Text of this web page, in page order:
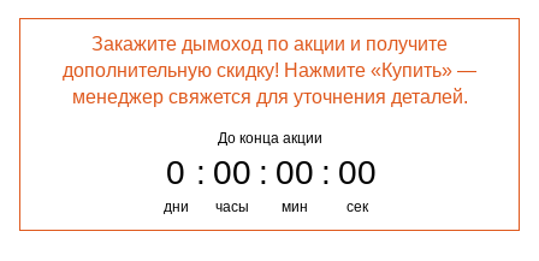
Закажите дымоход по акции и получите
дополнительную скидку! Нажмите «Купить» —
менеджер свяжется для уточнения деталей.
До конца акции
0
дни
00
часы
00
мин
00
сек